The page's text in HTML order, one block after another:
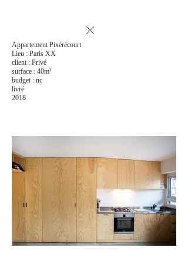
Appartement Pixérécourt
Lieu : Paris XX
client : Privé
surface : 40m²
budget : nc
livré
2018